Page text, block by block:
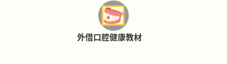
外借口腔健康教材